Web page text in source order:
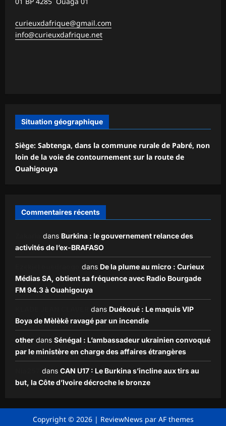
curieuxdafrique@gmail.com
info@curieuxdafrique.net
Situation géographique
Siège: Sabtenga, dans la commune rurale de Pabré, non
loin de la voie de contournement sur la route de
Ouahigouya
Commentaires récents
dans Burkina : le gouvernement relance des
activités de l’ex-BRAFASO
dans De la plume au micro : Curieux
Médias SA, obtient sa fréquence avec Radio Bourgade
FM 94.3 à Ouahigouya
dans Duékoué : Le maquis VIP
Boya de Mèlèkê ravagé par un incendie
other dans Sénégal : L’ambassadeur ukrainien convoqué
par le ministère en charge des affaires étrangères
dans CAN U17 : Le Burkina s’incline aux tirs au
but, la Côte d’Ivoire décroche le bronze
Copyright © 2026 | ReviewNews par AF themes